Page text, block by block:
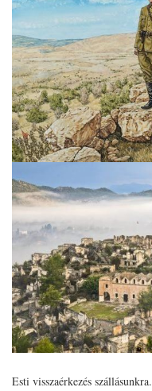
Esti visszaérkezés szállásunkra.